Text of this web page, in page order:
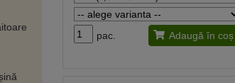
pac. Adaugă în coș